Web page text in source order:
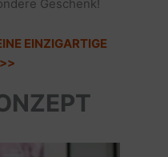
Geschenk!
EINZIGARTIGE